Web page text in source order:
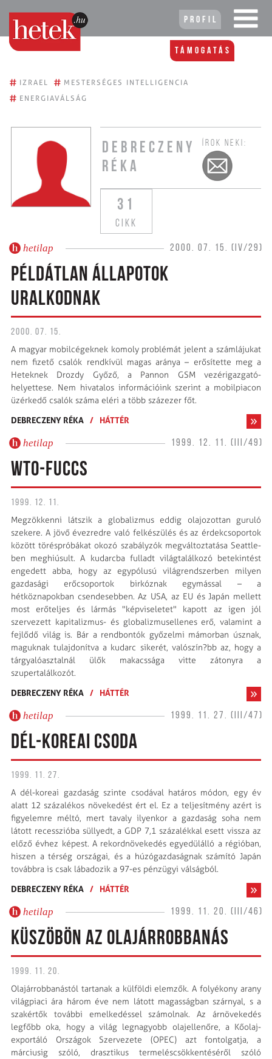
Profil
Támogatás
# IZRAEL # MESTERSÉGES INTELLIGENCIA
# ENERGIAVÁLSÁG
DEBRECZENY
RÉKA
ÍROK NEKI:
31
CIKK
hetilap 2000. 07. 15. (IV/29)
PÉLDÁTLAN ÁLLAPOTOK
URALKODNAK
2000. 07. 15.
A magyar mobilcégeknek komoly problémát jelent a számlájukat
nem fizető csalók rendkívül magas aránya – erősítette meg a
Heteknek Drozdy Győző, a Pannon GSM vezérigazgató-
helyettese. Nem hivatalos információink szerint a mobilpiacon
üzérkedő csalók száma eléri a több százezer főt.
DEBRECZENY RÉKA / HÁTTÉR
hetilap 1999. 12. 11. (III/49)
WTO-FUCCS
1999. 12. 11.
Megzökkenni látszik a globalizmus eddig olajozottan guruló
szekere. A jövő évezredre való felkészülés és az érdekcsoportok
között töréspróbákat okozó szabályzók megváltoztatása Seattle-
ben meghiúsult. A kudarcba fulladt világtalálkozó betekintést
engedett abba, hogy az egypólusú világrendszerben milyen
gazdasági erőcsoportok birkóznak egymással – a
hétköznapokban csendesebben. Az USA, az EU és Japán mellett
most erőteljes és lármás "képviseletet" kapott az igen jól
szervezett kapitalizmus- és globalizmusellenes erő, valamint a
fejlődő világ is. Bár a rendbontók győzelmi mámorban úsznak,
maguknak tulajdonítva a kudarc sikerét, valószín?bb az, hogy a
tárgyalóasztalnál ülők makacssága vitte zátonyra a
szupertalálkozót.
DEBRECZENY RÉKA / HÁTTÉR
hetilap 1999. 11. 27. (III/47)
DÉL-KOREAI CSODA
1999. 11. 27.
A dél-koreai gazdaság szinte csodával határos módon, egy év
alatt 12 százalékos növekedést ért el. Ez a teljesítmény azért is
figyelemre méltó, mert tavaly ilyenkor a gazdaság soha nem
látott recesszióba süllyedt, a GDP 7,1 százalékkal esett vissza az
előző évhez képest. A rekordnövekedés egyedülálló a régióban,
hiszen a térség országai, és a húzógazdaságnak számító Japán
továbbra is csak lábadozik a 97-es pénzügyi válságból.
DEBRECZENY RÉKA / HÁTTÉR
hetilap 1999. 11. 20. (III/46)
KÜSZÖBÖN AZ OLAJÁRROBBANÁS
1999. 11. 20.
Olajárrobbanástól tartanak a külföldi elemzők. A folyékony arany
világpiaci ára három éve nem látott magasságban szárnyal, s a
szakértők további emelkedéssel számolnak. Az árnövekedés
legfőbb oka, hogy a világ legnagyobb olajellenőre, a Kőolaj-
exportáló Országok Szervezete (OPEC) azt fontolgatja, a
márciusig szóló, drasztikus termeléscsökkentéséről szóló